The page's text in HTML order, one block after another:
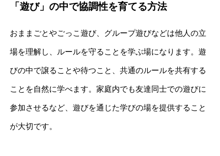
「遊び」の中で協調性を育てる方法
おままごとやごっこ遊び、グループ遊びなどは他人の立
場を理解し、ルールを守ることを学ぶ場になります。遊
びの中で譲ることや待つこと、共通のルールを共有する
ことを自然に学べます。家庭内でも友達同士での遊びに
参加させるなど、遊びを通じた学びの場を提供すること
が大切です。